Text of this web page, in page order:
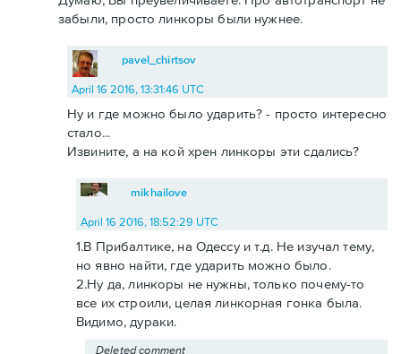
забыли, просто линкоры были нужнее.
pavel_chirtsov
April 16 2016, 13:31:46 UTC
Ну и где можно было ударить? - просто интересно
стало...
Извините, а на кой хрен линкоры эти сдались?
mikhailove
April 16 2016, 18:52:29 UTC
1.В Прибалтике, на Одессу и т.д. Не изучал тему,
но явно найти, где ударить можно было.
2.Ну да, линкоры не нужны, только почему-то
все их строили, целая линкорная гонка была.
Видимо, дураки.
Deleted comment